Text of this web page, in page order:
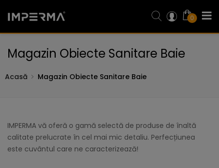
0
Magazin Obiecte Sanitare Baie
Acasă Magazin Obiecte Sanitare Baie
IMPERMA vă oferă o gamă selectă de produse de înaltă
calitate prelucrate în cel mai mic detaliu. Perfecțiunea
este cuvântul care ne caracterizează!